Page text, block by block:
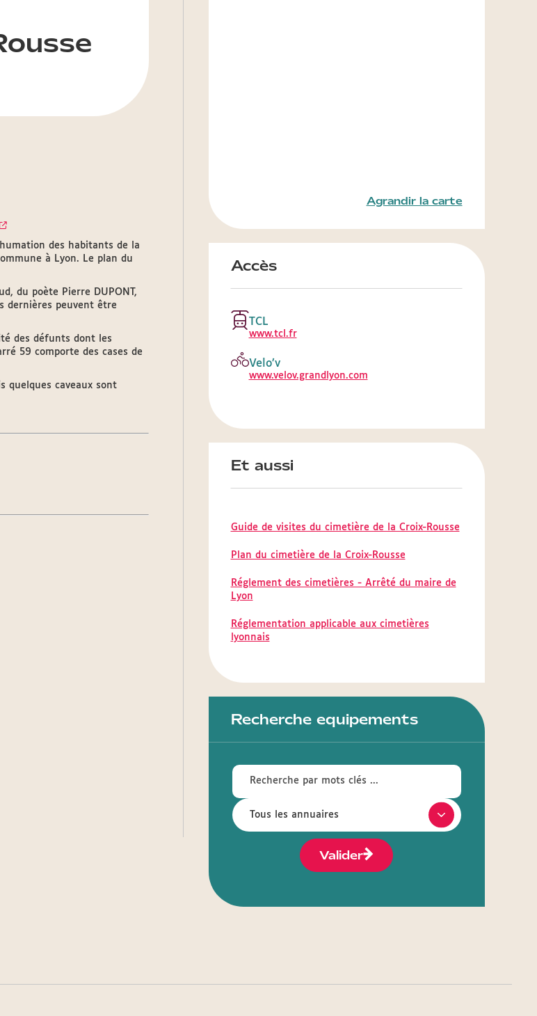
des habitants de la
à Lyon. Le plan du
du poète Pierre DUPONT,
dernières peuvent être
des défunts dont les
59 comporte des cases de
quelques caveaux sont
Agrandir la carte
Accès
TCL
www.tcl.fr
Velo’v
www.velov.grandlyon.com
Et aussi
Guide de visites du cimetière de la Croix-Rousse
Plan du cimetière de la Croix-Rousse
Réglement des cimetières - Arrêté du maire de
Lyon
Réglementation applicable aux cimetières
lyonnais
Recherche equipements
Valider